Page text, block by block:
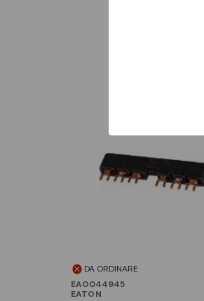
DA ORDINARE
EAO044945
EATON